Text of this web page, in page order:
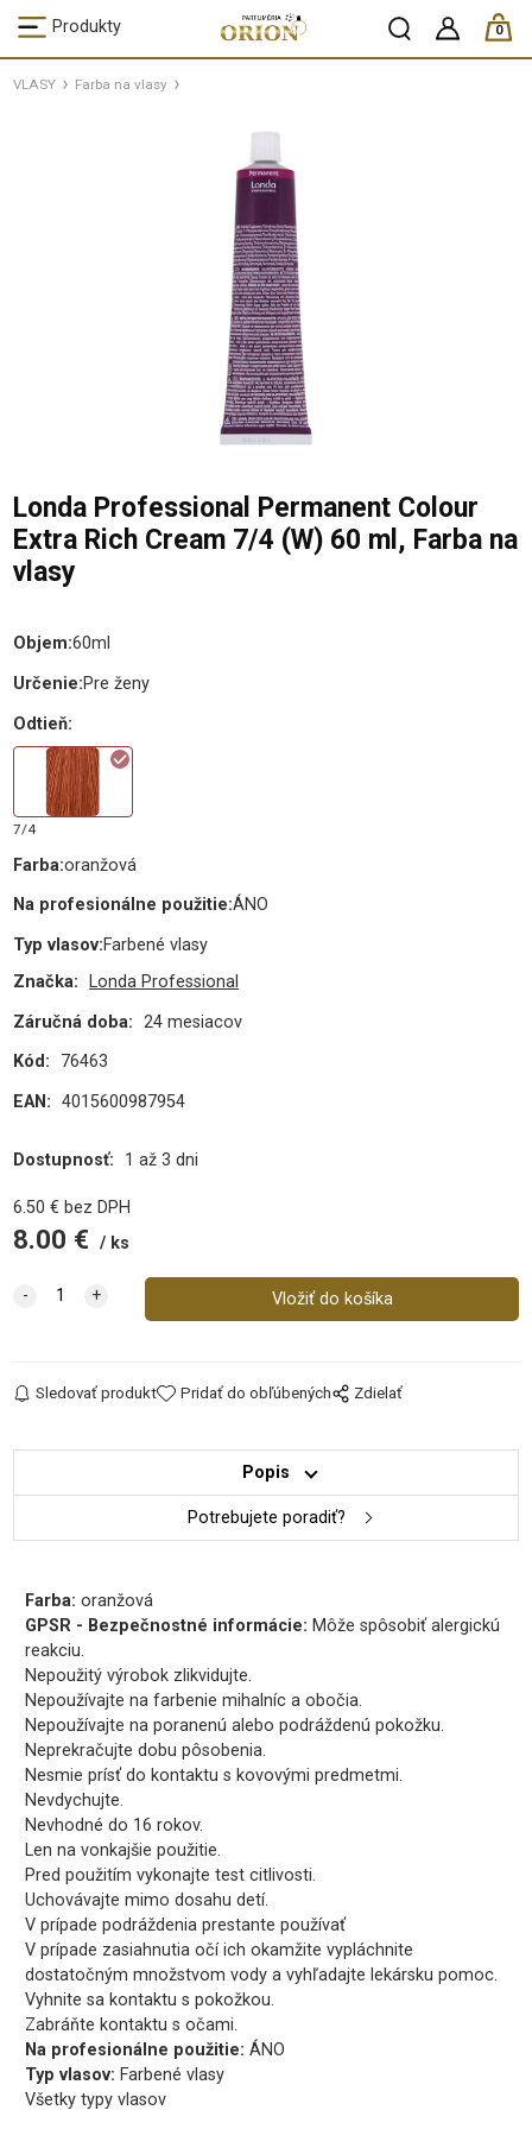
Produkty 0
ks /
VLASY Farba na vlasy
Londa Professional Permanent Colour
Extra Rich Cream 7/4 (W) 60 ml, Farba na
vlasy
Objem:60ml
Určenie:Pre ženy
Odtieň:
7/4
Farba:oranžová
Na profesionálne použitie:ÁNO
Typ vlasov:Farbené vlasy
Značka:
Londa Professional
Záručná doba: 24 mesiacov
Kód:
76463
EAN: 4015600987954
Dostupnosť: 1 až 3 dni
6.50 € bez DPH
8.00 € ks
Sledovať produkt Pridať do obľúbených Zdielať
Popis
Potrebujete poradiť?
Farba:oranžová
GPSR - Bezpečnostné informácie: Môže spôsobiť alergickú
reakciu.
Nepoužitý výrobok zlikvidujte.
Nepoužívajte na farbenie mihalníc a obočia.
Nepoužívajte na poranenú alebo podráždenú pokožku.
Neprekračujte dobu pôsobenia.
Nesmie prísť do kontaktu s kovovými predmetmi.
Nevdychujte.
Nevhodné do 16 rokov.
Len na vonkajšie použitie.
Pred použitím vykonajte test citlivosti.
Uchovávajte mimo dosahu detí.
V prípade podráždenia prestante používať
V prípade zasiahnutia očí ich okamžite vypláchnite
dostatočným množstvom vody a vyhľadajte lekársku pomoc.
Vyhnite sa kontaktu s pokožkou.
Zabráňte kontaktu s očami.
Na profesionálne použitie:ÁNO
Typ vlasov: Farbené vlasy
Všetky typy vlasov